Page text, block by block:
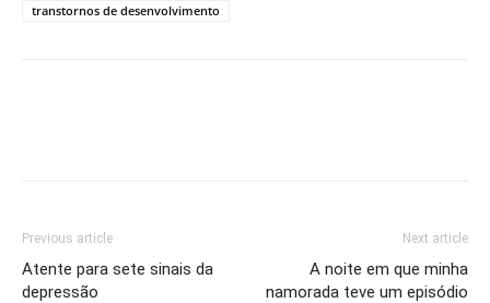
transtornos de desenvolvimento
Previous article
Atente para sete sinais da
depressão
Next article
A noite em que minha
namorada teve um episódio